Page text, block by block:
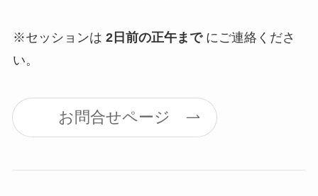
※セッションは 2日前の正午までにご連絡くださ
い。
お問合せページ